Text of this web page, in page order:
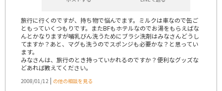
旅行に行くのですが、持ち物で悩んでます。ミルクは車なので缶ご
ともっていくつもりです。またBFもホテルなのでお湯をもらえばな
んとかなりますが哺乳びん洗うためにブラシ洗剤はみなさんどうし
てますか？あと、マグも洗うのでスポンジも必要かな？と思ってい
ます。
みなさんは、旅行のとき持っていかれるのですか？便利なグッズな
どあれば教えてください。
2008/01/12 | の他の相談を見る